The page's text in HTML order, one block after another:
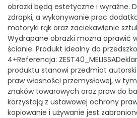
obrazki będą estetyczne i wyraźne.
zdrapki, a wykonywanie prac
motoryki rąk oraz zaciekawienie
Wydrapane obrazki można oprawić
ścianie. Produkt idealny do
4+Referencja:
produktu stanowi przedmiot
praw własności przemysłowej, w
znaków towarowych oraz praw do
korzystają z ustawowej ochrony
kopiowanie i używanie jest